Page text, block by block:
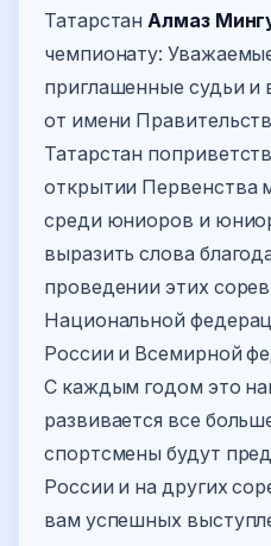
Татарстан Алмаз
чемпионату:
приглашенные судьи и
от имени
Татарстан
открытии Первенства
среди юниоров и
выразить слова
проведении этих
Национальной
России и Всемирной
С каждым годом это
развивается все
спортсмены будут
России и на других
вам успешных